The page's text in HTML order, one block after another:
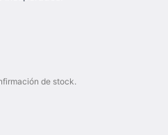
de stock.